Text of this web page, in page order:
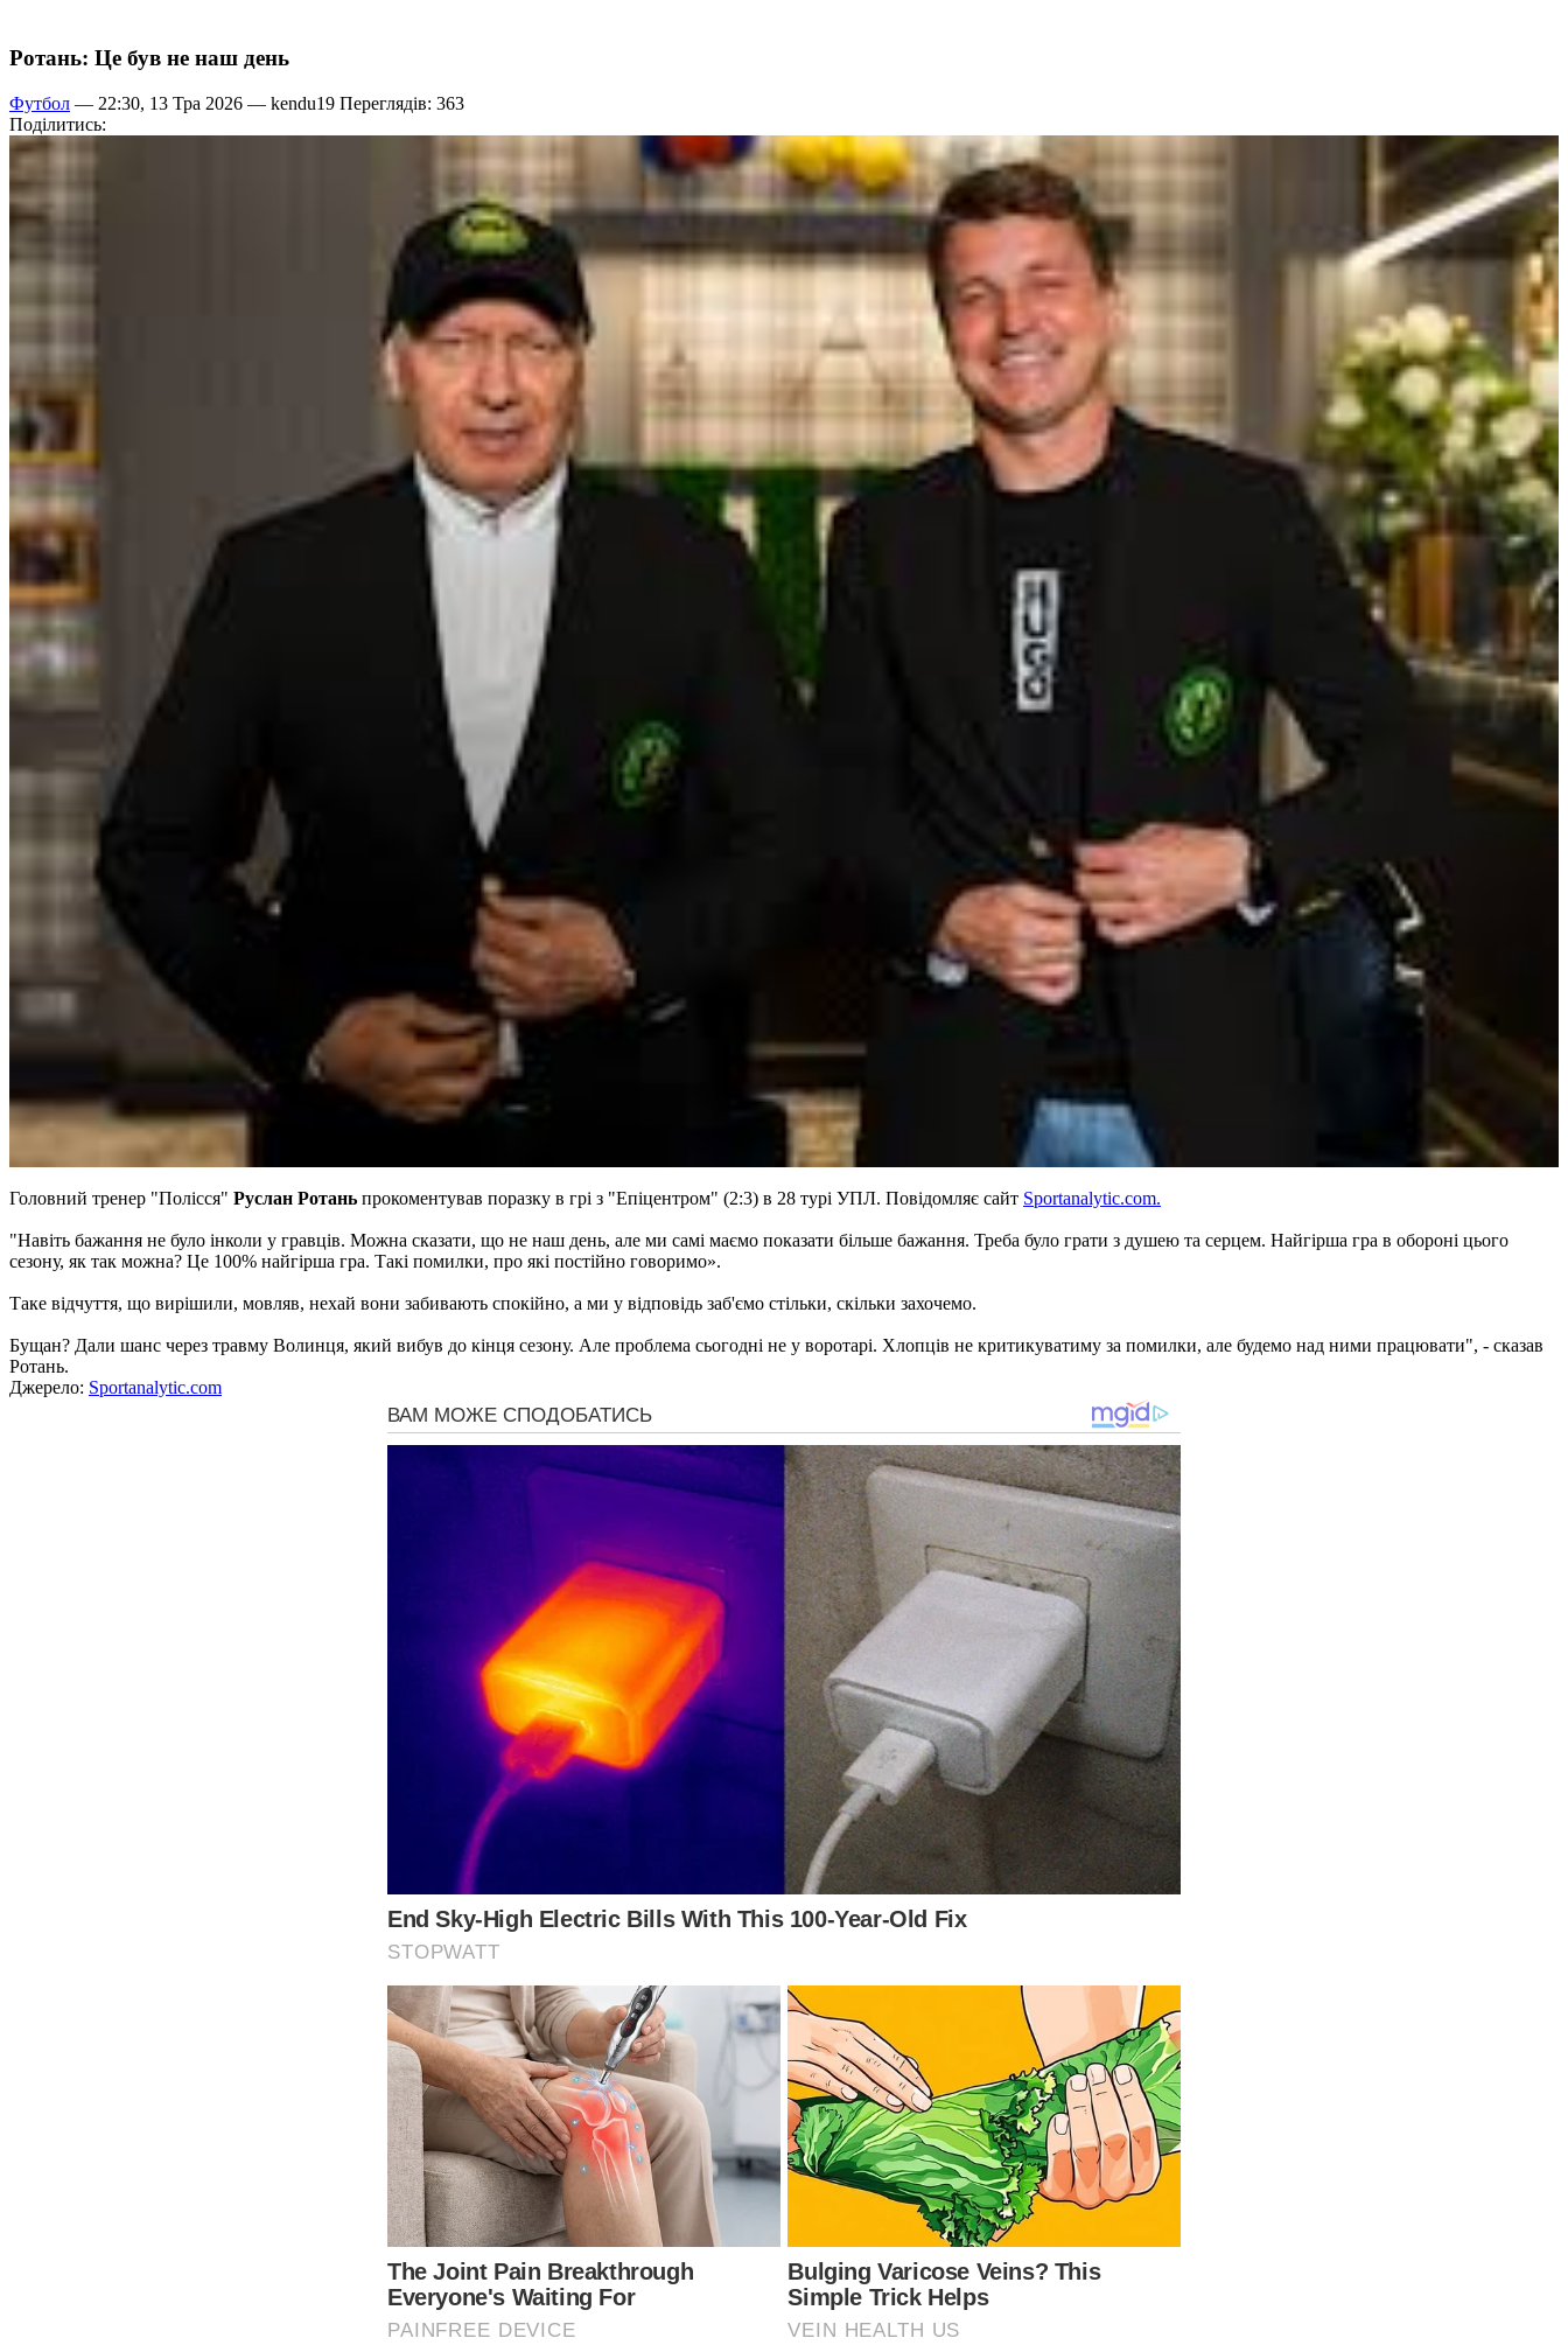
Ротань: Це був не наш день
Футбол — 22:30, 13 Тра 2026 — kendu19 Переглядів: 363
Поділитись:
Головний тренер "Полісся" Руслан Ротань прокоментував поразку в грі з "Епіцентром" (2:3) в 28 турі УПЛ. Повідомляє сайт Sportanalytic.com.
"Навіть бажання не було інколи у гравців. Можна сказати, що не наш день, але ми самі маємо показати більше бажання. Треба було грати з душею та серцем. Найгірша гра в обороні цього
сезону, як так можна? Це 100% найгірша гра. Такі помилки, про які постійно говоримо».
Таке відчуття, що вирішили, мовляв, нехай вони забивають спокійно, а ми у відповідь заб'ємо стільки, скільки захочемо.
Бущан? Дали шанс через травму Волинця, який вибув до кінця сезону. Але проблема сьогодні не у воротарі. Хлопців не критикуватиму за помилки, але будемо над ними працювати", - сказав
Ротань.
Джерело: Sportanalytic.com